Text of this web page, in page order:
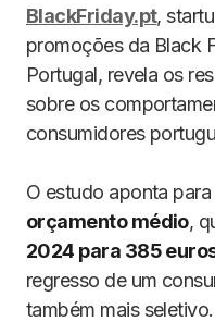
BlackFriday.pt,
promoções da Black
Portugal, revela os
sobre os
consumidores
O estudo aponta para
orçamento médio,
2024 para 385
regresso de um
também mais seletivo.